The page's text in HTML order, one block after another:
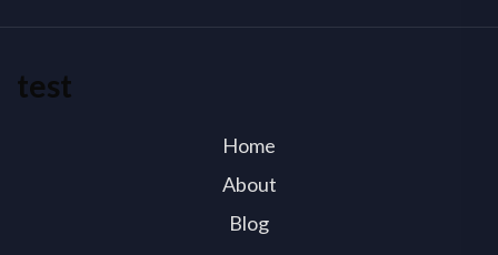
test
Home
About
Blog